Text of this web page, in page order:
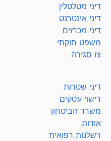
דיני מטלטלין
דיני אינטרנט
דיני מכרזים
משפט חוקתי
צו סגירה
דיני שטרות
רישוי עסקים
משרד הביטחון
אודות
רשלנות רפואית